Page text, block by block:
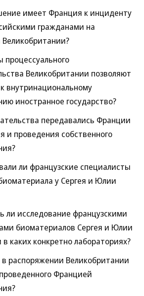
имеет Франция к инциденту
гражданами на
процессуального
Великобритании позволяют
внутринациональному
иностранное государство?
передавались Франции
и проведения собственного
ли французские специалисты
у Сергея и Юлии
ли исследование французскими
биоматериалов Сергея и Юлии
каких конкретно лабораториях?
распоряжении Великобритании
Францией